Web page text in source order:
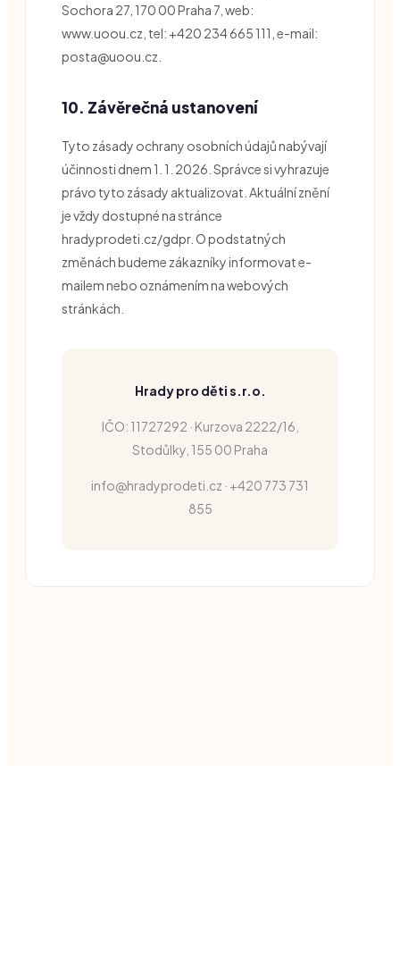
Sochora 27, 170 00 Praha 7, web:
www.uoou.cz, tel: +420 234 665 111, e-mail:
posta@uoou.cz.
10. Závěrečná ustanovení
Tyto zásady ochrany osobních údajů nabývají
účinnosti dnem 1. 1. 2026. Správce si vyhrazuje
právo tyto zásady aktualizovat. Aktuální znění
je vždy dostupné na stránce
hradyprodeti.cz/gdpr. O podstatných
změnách budeme zákazníky informovat e-
mailem nebo oznámením na webových
stránkách.
Hrady pro děti s.r.o.
IČO: 11727292 · Kurzova 2222/16,
Stodůlky, 155 00 Praha
info@hradyprodeti.cz · +420 773 731
855